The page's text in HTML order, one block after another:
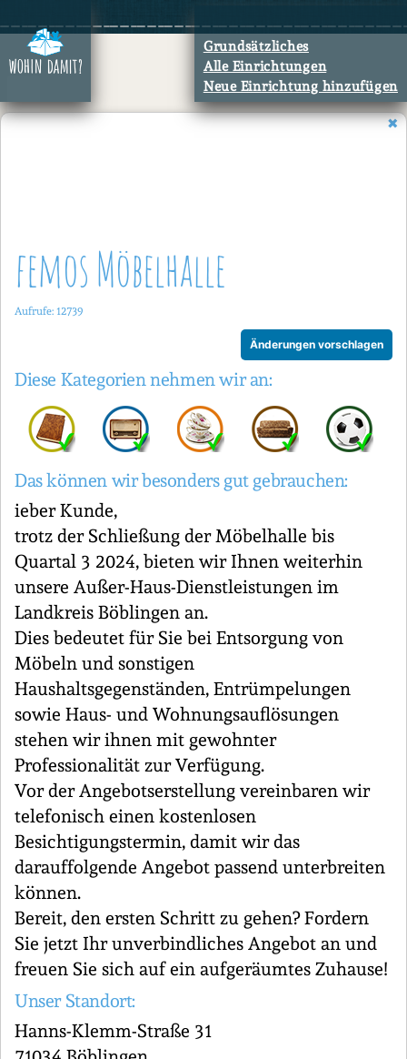
Inhalt
springen
Grundsätzliches
Alle Einrichtungen
Neue Einrichtung hinzufügen
femos Möbelhalle
Aufrufe: 12739
Änderungen vorschlagen
Diese Kategorien nehmen wir an:
Das können wir besonders gut gebrauchen:
ieber Kunde,
trotz der Schließung der Möbelhalle bis
Quartal 3 2024, bieten wir Ihnen weiterhin
unsere Außer-Haus-Dienstleistungen im
Landkreis Böblingen an.
Dies bedeutet für Sie bei Entsorgung von
Möbeln und sonstigen
Haushaltsgegenständen, Entrümpelungen
sowie Haus- und Wohnungsauflösungen
stehen wir ihnen mit gewohnter
Professionalität zur Verfügung.
Vor der Angebotserstellung vereinbaren wir
telefonisch einen kostenlosen
Besichtigungstermin, damit wir das
darauffolgende Angebot passend unterbreiten
können.
Bereit, den ersten Schritt zu gehen? Fordern
Sie jetzt Ihr unverbindliches Angebot an und
freuen Sie sich auf ein aufgeräumtes Zuhause!
Unser Standort:
Hanns-Klemm-Straße 31